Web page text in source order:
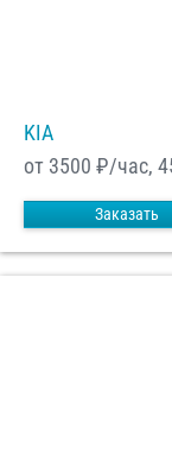
KIA
от 3500 ₽/час,
Заказать